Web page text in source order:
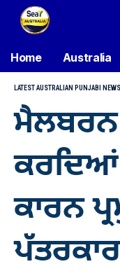
Home Australia
LATEST AUSTRALIAN PUNJABI NEWS
ਮੈਲਬਰਨ
ਕਾਰਨ